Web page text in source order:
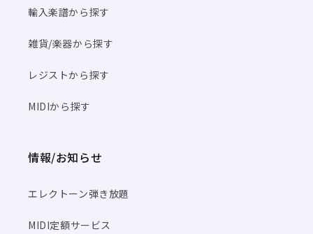
輸入楽譜から探す
雑貨/楽器から探す
レジストから探す
MIDIから探す
情報/お知らせ
エレクトーン弾き放題
MIDI定額サービス